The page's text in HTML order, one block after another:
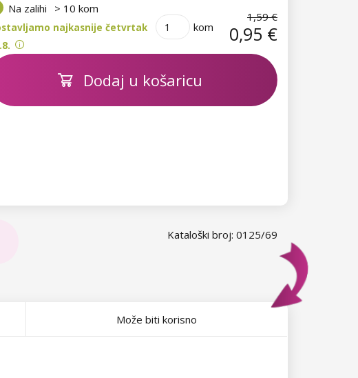
Na zalihi
> 10 kom
najkasnije četvrtak
kom
1,59 €
0,95 €
Dodaj u košaricu
Kataloški broj: 0125/69
Može biti korisno